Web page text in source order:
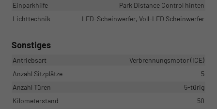
Einparkhilfe
Park Distance Control hinten
Lichttechnik
LED-Scheinwerfer, Voll-LED Scheinwerfer
Sonstiges
Antriebsart
Verbrennungsmotor (ICE)
Anzahl Sitzplätze
5
Anzahl Türen
5-türig
Kilometerstand
50